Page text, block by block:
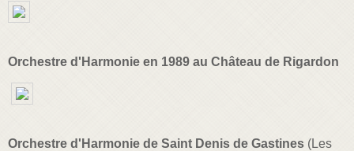
Orchestre d'Harmonie en 1989 au Château de Rigardon
Orchestre d'Harmonie de Saint Denis de Gastines (Les